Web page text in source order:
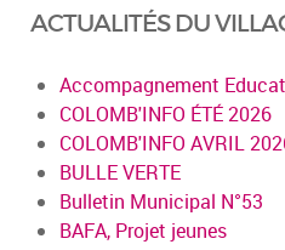
ACTUALITÉS DU
Accompagnement
COLOMB'INFO ÉTÉ 2026
COLOMB'INFO AVRIL
BULLE VERTE
Bulletin Municipal N°53
BAFA, Projet jeunes